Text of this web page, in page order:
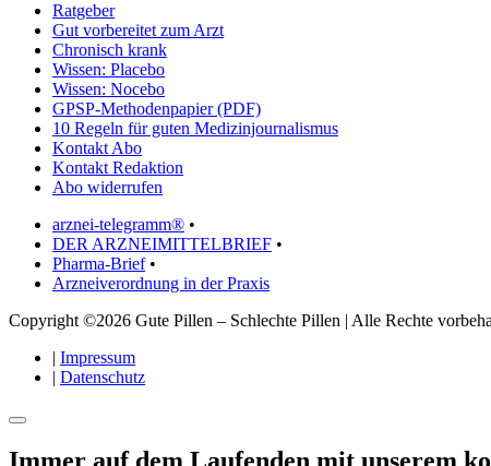
Ratgeber
Gut vorbereitet zum Arzt
Chronisch krank
Wissen: Placebo
Wissen: Nocebo
GPSP-Methodenpapier (PDF)
10 Regeln für guten Medizinjournalismus
Kontakt Abo
Kontakt Redaktion
Abo widerrufen
arznei-telegramm® •
DER ARZNEIMITTELBRIEF •
Pharma-Brief•
Arzneiverordnung in der Praxis
Copyright ©2026 Gute Pillen – Schlechte Pillen | Alle Rechte
| Impressum
| Datenschutz